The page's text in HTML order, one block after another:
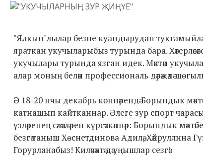
"Ялкын"лылар безне куандырудан
яраткан укучыларыбыз турында бара.
укучылары турында язган идек. Мәктәп
алар моның белән профессиональ дәрәҗәдә
Ә 18-20 нчы декабрь көннәрендә Борындык
катнашып кайтканнар. Әлеге зур спорт
үзләренең сәләтләрен күрсәткәннәр: Борындык
безгә таныш Хөснетдинова Адилә, Хәйруллина
Горурланабыз! Киләчәктә дә уңышлар сезгә!